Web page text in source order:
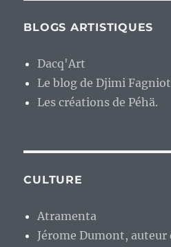
BLOGS ARTISTIQUES
Dacq'Art
Le blog de Djimi Fagniot
Les créations de Péhä.
CULTURE
Atramenta
Jérome Dumont, auteur